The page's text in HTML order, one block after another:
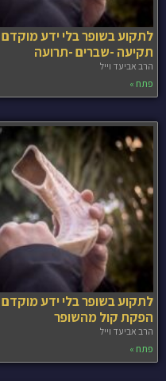
לתקוע בשופר בלי ידע
תקיעה -שברים -תרועה
הרב אביעד וייל
פתח »
לתקוע בשופר בלי ידע
הפקת קול מהשופר
הרב אביעד וייל
פתח »